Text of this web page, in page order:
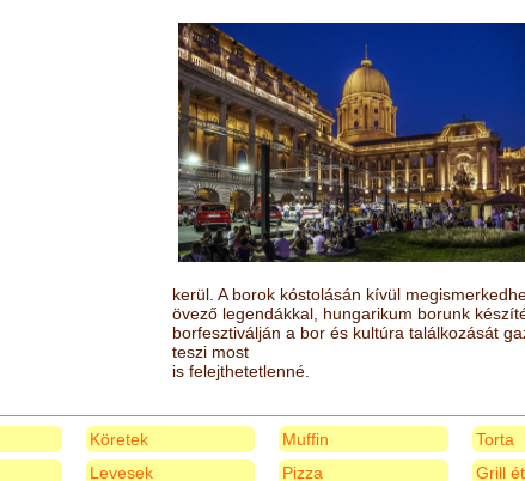
kerül. A borok kóstolásán kívül
övező legendákkal, hungarikum borunk
borfesztiválján a bor és kultúra találkozását
teszi most
is felejthetetlenné.
Köretek
Levesek
Muffin
Pizza
Torta
Grill